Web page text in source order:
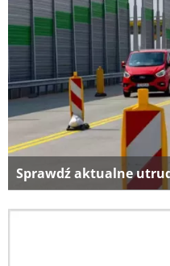
Sprawdź aktualne